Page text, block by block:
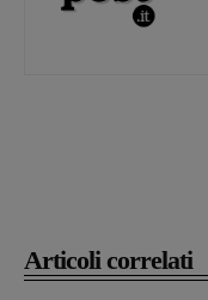
Articoli correlati